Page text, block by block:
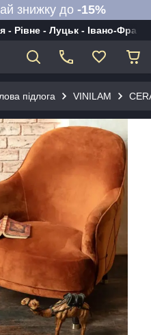
знижку до -15%
- Рівне - Луцьк - Івано-
підлога VINILAM